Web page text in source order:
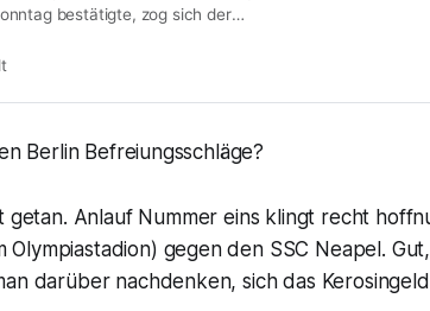
bestätigte, zog sich der
Berlin Befreiungsschläge?
getan. Anlauf Nummer eins klingt recht
Olympiastadion) gegen den SSC Neapel.
darüber nachdenken, sich das